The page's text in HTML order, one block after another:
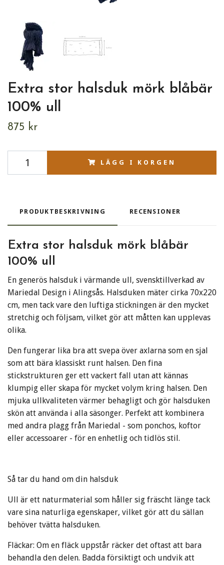
Extra stor halsduk mörk blåbär
100% ull
875 kr
LÄGG I KORGEN
PRODUKTBESKRIVNING RECENSIONER
Extra stor halsduk mörk blåbär
100% ull
En generös halsduk i värmande ull, svensktillverkad av
Mariedal Design i Alingsås. Halsduken mäter cirka 70x220
cm, men tack vare den luftiga stickningen är den mycket
stretchig och följsam, vilket gör att måtten kan upplevas
olika.
Den fungerar lika bra att svepa över axlarna som en sjal
som att bära klassiskt runt halsen. Den fina
stickstrukturen ger ett vackert fall utan att kännas
klumpig eller skapa för mycket volym kring halsen. Den
mjuka ullkvaliteten värmer behagligt och gör halsduken
skön att använda i alla säsonger. Perfekt att kombinera
med andra plagg från Mariedal - som ponchos, koftor
eller accessoarer - för en enhetlig och tidlös stil.
Så tar du hand om din halsduk
Ull är ett naturmaterial som håller sig fräscht länge tack
vare sina naturliga egenskaper, vilket gör att du sällan
behöver tvätta halsduken.
Fläckar: Om en fläck uppstår räcker det oftast att bara
behandla den delen. Badda försiktigt och undvik att